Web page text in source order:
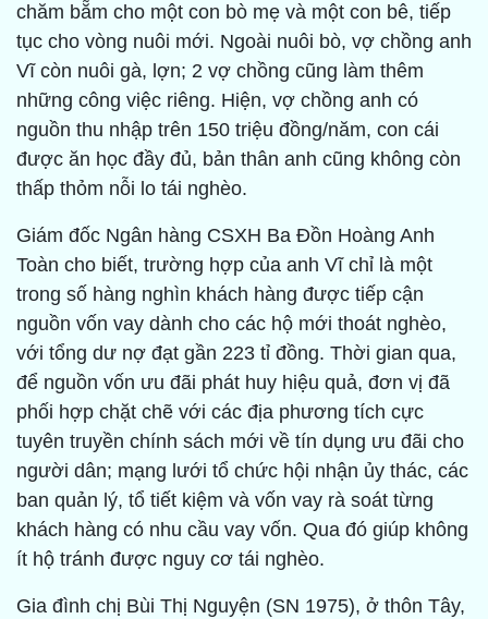
chăm bẵm cho một con bò mẹ và một con bê, tiếp
tục cho vòng nuôi mới. Ngoài nuôi bò, vợ chồng anh
Vĩ còn nuôi gà, lợn; 2 vợ chồng cũng làm thêm
những công việc riêng. Hiện, vợ chồng anh có
nguồn thu nhập trên 150 triệu đồng/năm, con cái
được ăn học đầy đủ, bản thân anh cũng không còn
thấp thỏm nỗi lo tái nghèo.
Giám đốc Ngân hàng CSXH Ba Đồn Hoàng Anh
Toàn cho biết, trường hợp của anh Vĩ chỉ là một
trong số hàng nghìn khách hàng được tiếp cận
nguồn vốn vay dành cho các hộ mới thoát nghèo,
với tổng dư nợ đạt gần 223 tỉ đồng. Thời gian qua,
để nguồn vốn ưu đãi phát huy hiệu quả, đơn vị đã
phối hợp chặt chẽ với các địa phương tích cực
tuyên truyền chính sách mới về tín dụng ưu đãi cho
người dân; mạng lưới tổ chức hội nhận ủy thác, các
ban quản lý, tổ tiết kiệm và vốn vay rà soát từng
khách hàng có nhu cầu vay vốn. Qua đó giúp không
ít hộ tránh được nguy cơ tái nghèo.
Gia đình chị Bùi Thị Nguyện (SN 1975), ở thôn Tây,